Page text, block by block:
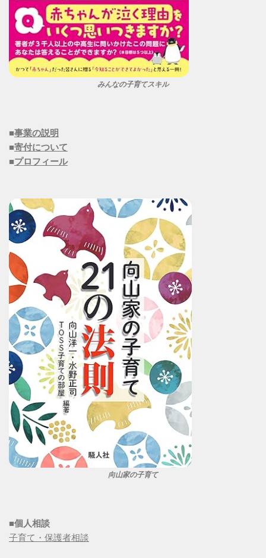
みんなの子育てスキル
■事業の説明
■寄付について
■プロフィール
向山家の子育て
■個人相談
子育て・保護者相談